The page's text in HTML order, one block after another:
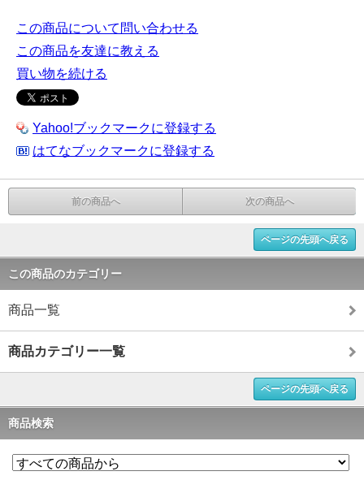
この商品について問い合わせる
この商品を友達に教える
買い物を続ける
Yahoo!ブックマークに登録する
はてなブックマークに登録する
前の商品へ 次の商品へ
ページの先頭へ戻る
この商品のカテゴリー
商品一覧
商品カテゴリー一覧
ページの先頭へ戻る
商品検索